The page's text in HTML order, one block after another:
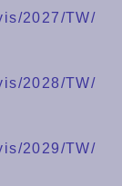
2027/TW/
2028/TW/
2029/TW/